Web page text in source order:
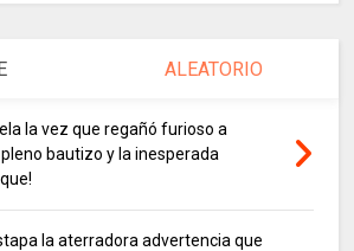
ALEATORIO
la vez que regañó furioso a
bautizo y la inesperada
la aterradora advertencia que